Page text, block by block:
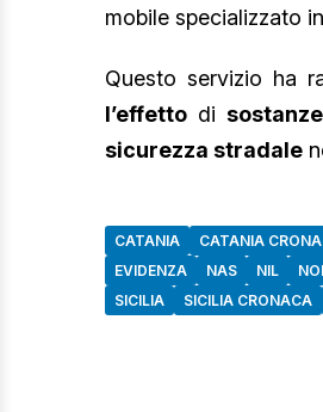
mobile specializzato in
Questo servizio ha
l’effetto disostanze
sicurezza stradale
CATANIA CATANIA
EVIDENZA
NAS NIL
SICILIA
SICILIA CRONACA